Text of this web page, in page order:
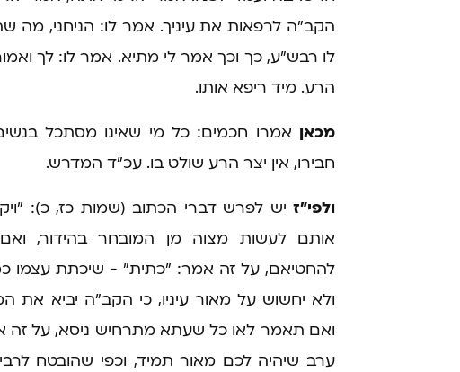
הקב"ה לרפאות את עיניך. אמר לו: הניחני, מה
לו רבש"ע, כך וכך אמר לי מתיא. אמר לו: לך
הרע. מיד ריפא אותו.
מכאן אמרו חכמים: כל מי שאינו מסתכל
חבירו, אין יצר הרע שולט בו. עכ"ד המדרש.
ולפי"ז יש לפרש דברי הכתוב (שמות כז, כ):
אותם לעשות מצוה מן המובחר בהידור,
להחטיאם, על זה אמר: "כתית" - שיכתת עצמו
ולא יחשוש על מאור עיניו, כי הקב"ה יביא
ואם תאמר לאו כל שעתא מתרחיש ניסא, על זה
ערב שיהיה לכם מאור תמיד, וכפי שהובטח